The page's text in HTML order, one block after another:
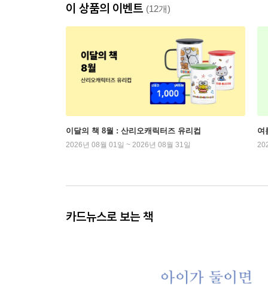
이 상품의 이벤트 (12개)
이달의 책 8월 : 산리오캐릭터즈 유리컵
2026년 08월 01일 ~ 2026년 08월 31일
여
카드뉴스로 보는 책